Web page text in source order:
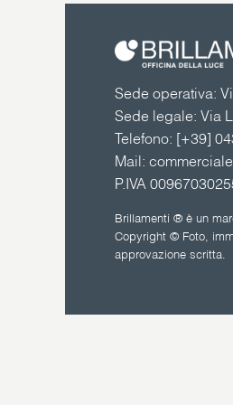
Sede operativa:
Sede legale: Via
Telefono: [+39]
Mail:
P.IVA
Brillamenti ® è un
Copyright © Foto,
approvazione scritta.